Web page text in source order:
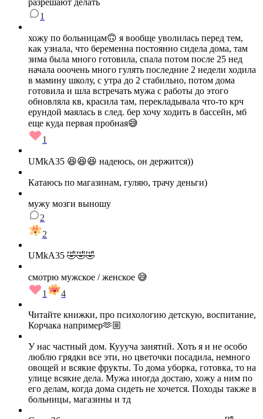
разрешают делать
1
хожу по больницам🙃 я вообще уволилась перед тем,
как узнала, что беременна постоянно сидела дома, там
зима была много готовила, спала потом после 25 нед
начала ооочень много гулять последние 2 недели ходила
в мамину школу, с утра до 2 стабильно, потом дома
готовила и шла встречать мужа с работы до этого
обновляла кв, красила там, перекладывала что-то крч
ерундой маялась в след. бер хочу ходить в бассейн, мб
еще куда первая пробная😅
1
UMkA35 😆😆😆 надеюсь, он держится))
Катаюсь по магазинам, гуляю, трачу деньги)
мужу мозги выношу
2
2
UMkA35 🤣🤣🤣
смотрю мужское / женское 😅
1
4
Читайте книжки, про психологию детскую, воспитание,
Корчака например🫶🏼
У нас частный дом. Куууча занятий. Хоть я и не особо
люблю грядки все эти, но цветочки посадила, немного
овощей и всякие фрукты. То дома уборка, готовка, то на
улице всякие дела. Мужа иногда достаю, хожу а ним по
его делам, когда дома сидеть не хочется. Походы также в
больницы, магазины и тд